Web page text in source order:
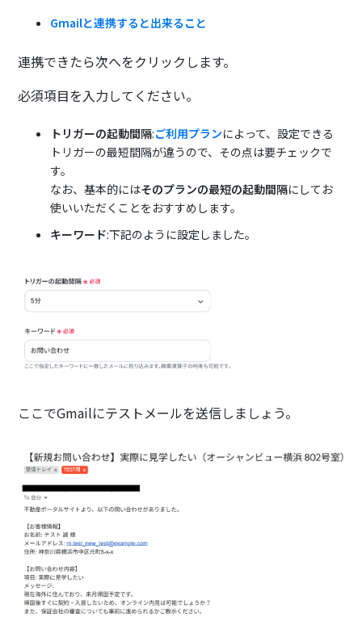
Gmailと連携すると出来ること
連携できたら次へをクリックします。
必須項目を入力してください。
トリガーの起動間隔:ご利用プランによって、設定できる
トリガーの最短間隔が違うので、その点は要チェックで
す。
なお、基本的にはそのプランの最短の起動間隔にしてお
使いいただくことをおすすめします。
キーワード:下記のように設定しました。
ここでGmailにテストメールを送信しましょう。